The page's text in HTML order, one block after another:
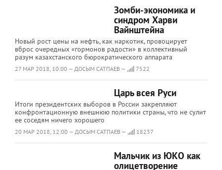
Зомби-экономика и
синдром Харви
Вайнштейна
Новый рост цены на нефть, как наркотик, провоцирует
вброс очередных «гормонов радости» в коллективный
разум казахстанского бюрократического аппарата
27 МАР 2018, 10:00 — ДОСЫМ САТПАЕВ — 7522
Царь всея Руси
Итоги президентских выборов в России закрепляют
конфронтационную внешнюю политики страны, что не сулит
ее соседям ничего хорошего
20 МАР 2018, 12:00 — ДОСЫМ САТПАЕВ — 18237
Мальчик из ЮКО как
олицетворение